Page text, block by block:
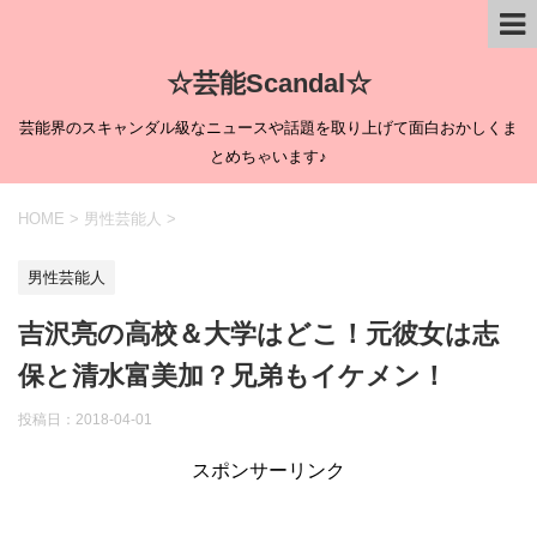
☆芸能Scandal☆
芸能界のスキャンダル級なニュースや話題を取り上げて面白おかしくま
とめちゃいます♪
HOME > 男性芸能人 >
男性芸能人
吉沢亮の高校＆大学はどこ！元彼女は志
保と清水富美加？兄弟もイケメン！
投稿日： 2018-04-01
スポンサーリンク